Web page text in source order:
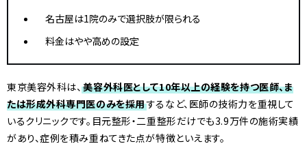
名古屋は1院のみで選択肢が限られる
料金はやや高めの設定
東京美容外科は、美容外科医として10年以上の経験を持つ医師、ま
たは形成外科専門医のみを採用するなど、医師の技術力を重視して
いるクリニックです。目元整形・二重整形だけでも3.9万件の施術実績
があり、症例を積み重ねてきた点が特徴といえます。